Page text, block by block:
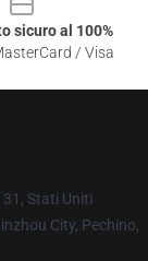
sicuro al 100%
/ Visa
Stati Uniti
City, Pechino,